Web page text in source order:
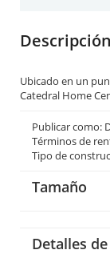
Descripción
Ubicado en un
Catedral Home
Publicar como:
Términos de
Tipo de
Tamaño
Detalles